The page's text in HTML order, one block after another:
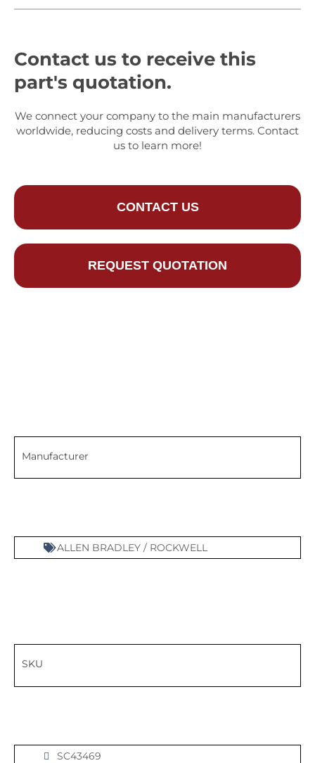
Contact us to receive this
part's quotation.
We connect your company to the main manufacturers
worldwide, reducing costs and delivery terms. Contact
us to learn more!
CONTACT US
REQUEST QUOTATION
Manufacturer
ALLEN BRADLEY / ROCKWELL
SKU
SC43469